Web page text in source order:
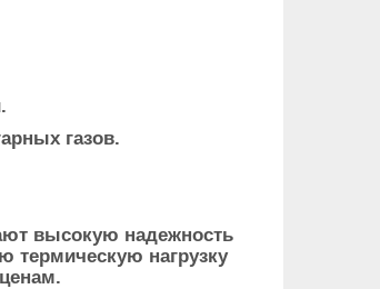
газов.
высокую надежность
нагрузку